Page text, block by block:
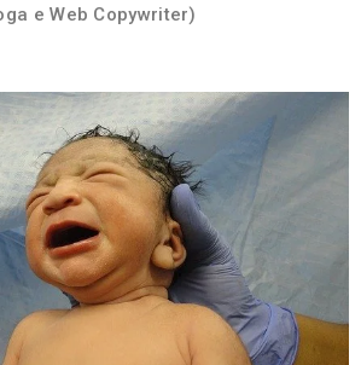
e Web Copywriter)